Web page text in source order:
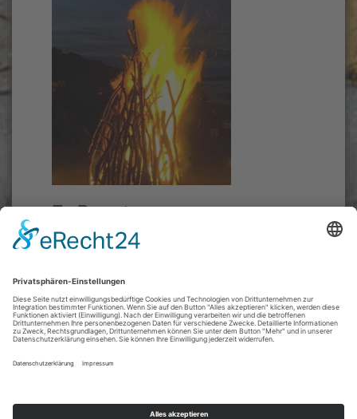
Es Brennt
Verfasst am: 20.03.2010
"Bunt statt Braun" unterstützt das Herzberger
Osterfeuer
Am 3. April 2010 findet nach längerer Pause
wieder ein Osterfeuer auf dem Papenberg statt.